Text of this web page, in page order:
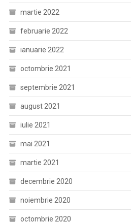
martie 2022
februarie 2022
ianuarie 2022
octombrie 2021
septembrie 2021
august 2021
iulie 2021
mai 2021
martie 2021
decembrie 2020
noiembrie 2020
octombrie 2020